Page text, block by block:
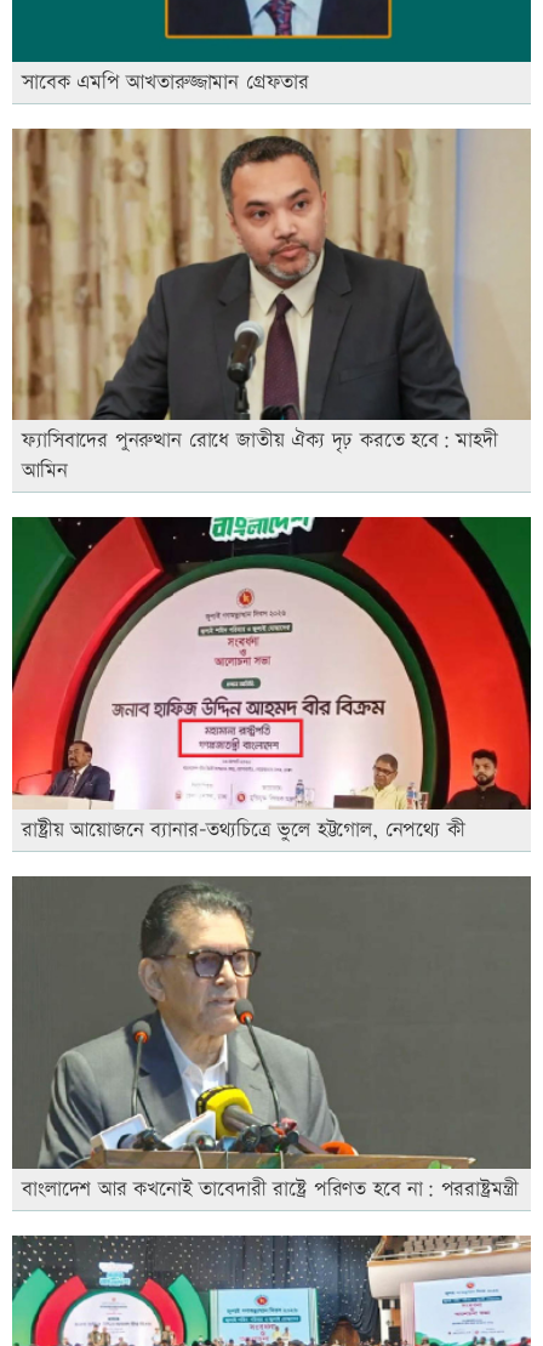
সাবেক এমপি আখতারুজ্জামান গ্রেফতার
ফ্যাসিবাদের পুনরুত্থান রোধে জাতীয় ঐক্য দৃঢ় করতে হবে: মাহদী
আমিন
রাষ্ট্রীয় আয়োজনে ব্যানার-তথ্যচিত্রে ভুলে হট্টগোল, নেপথ্যে কী
বাংলাদেশ আর কখনোই তাবেদারী রাষ্ট্রে পরিণত হবে না: পররাষ্ট্রমন্ত্রী